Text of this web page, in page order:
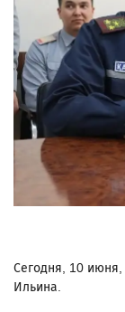
Сегодня, 10 июня,
Ильина.